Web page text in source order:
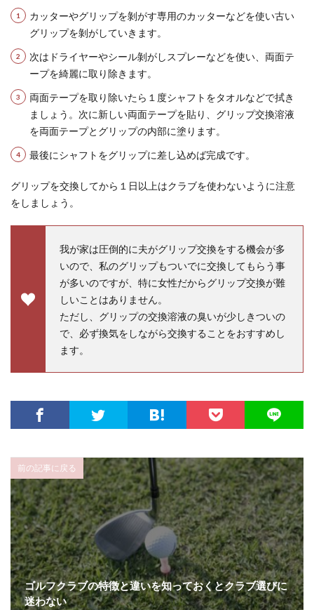
カッターやグリップを剝がす専用のカッターなどを使い古い
グリップを剝がしていきます。
次はドライヤーやシール剝がしスプレーなどを使い、両面テ
ープを綺麗に取り除きます。
両面テープを取り除いたら１度シャフトをタオルなどで拭き
ましょう。 次に新しい両面テープを貼り、グリップ交換溶液
を両面テープとグリップの内部に塗ります。
最後にシャフトをグリップに差し込めば完成です。
グリップを交換してから１日以上はクラブを使わないように注意
をしましょう。
我が家は圧倒的に夫がグリップ交換をする機会が多
いので、私のグリップもついでに交換してもらう事
が多いのですが、特に女性だからグリップ交換が難
しいことはありません。
ただし、グリップの交換溶液の臭いが少しきついの
で、必ず換気をしながら交換することをおすすめし
ます。
前の記事に戻る
ゴルフクラブの特徴と違いを知っておくとクラブ選びに
迷わない